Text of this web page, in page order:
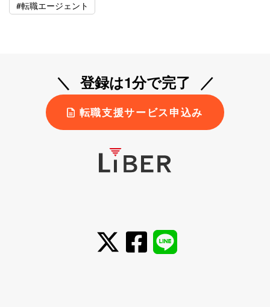
#転職エージェント
登録は1分で完了
転職支援サービス申込み